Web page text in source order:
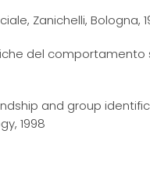
Zanichelli, Bologna,
del
and group
1998